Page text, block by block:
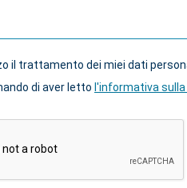
il trattamento dei miei dati
di aver letto l'informativa